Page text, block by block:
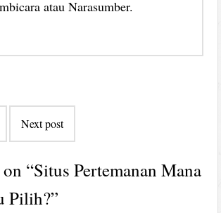
atau Narasumber.
Next post
“Situs Pertemanan Mana
Pilih?”